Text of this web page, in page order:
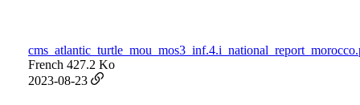
French 427.2 Ko
2023-08-23